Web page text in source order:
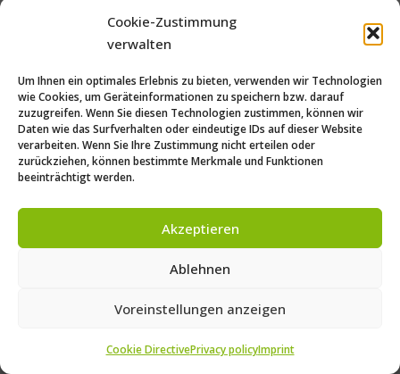
Cookie-Zustimmung
verwalten
Um Ihnen ein optimales Erlebnis zu bieten, verwenden wir Technologien
wie Cookies, um Geräteinformationen zu speichern bzw. darauf
zuzugreifen. Wenn Sie diesen Technologien zustimmen, können wir
Daten wie das Surfverhalten oder eindeutige IDs auf dieser Website
verarbeiten. Wenn Sie Ihre Zustimmung nicht erteilen oder
zurückziehen, können bestimmte Merkmale und Funktionen
beeinträchtigt werden.
Akzeptieren
Ablehnen
Voreinstellungen anzeigen
Cookie DirectivePrivacy policyImprint
Português(Portuguese (Brazil)
Čeština